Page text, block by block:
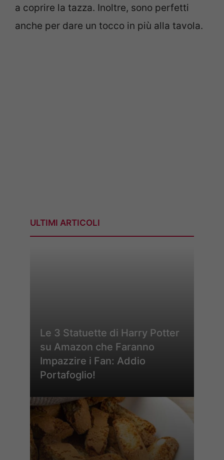
a coprire la tazza. Inoltre, sono perfetti
anche per dare un tocco in più alla tavola.
ULTIMI ARTICOLI
Le 3 Statuette di Harry Potter
su Amazon che Faranno
Impazzire i Fan: Addio
Portafoglio!